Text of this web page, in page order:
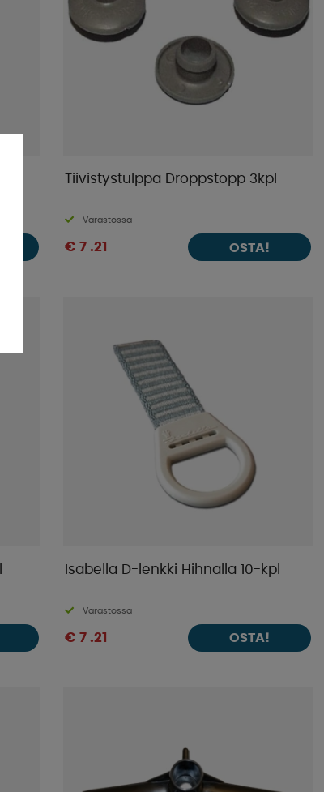
Tiivistystulppa Droppstopp 3kpl
Varastossa
€ 7 .21 OSTA!
Isabella D-lenkki Hihnalla 10-kpl
Varastossa
€ 7 .21 OSTA!